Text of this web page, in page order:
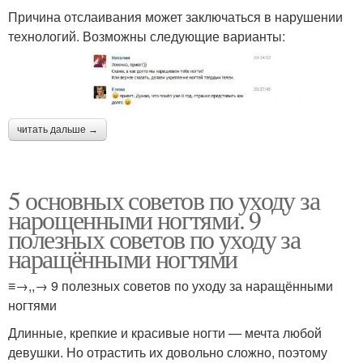
Причина отслаивания может заключаться в нарушении
технологий. Возможны следующие варианты:
читать дальше →
5 основных советов по уходу за
нарощенными ногтями. 9
полезных советов по уходу за
наращёнными ногтями
≡→,,→ 9 полезных советов по уходу за наращёнными
ногтями
Длинные, крепкие и красивые ногти — мечта любой
девушки. Но отрастить их довольно сложно, поэтому